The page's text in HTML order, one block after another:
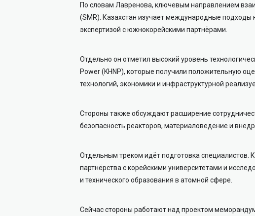
По словам Лавренова, ключевым направлением
(SMR). Казахстан изучает международные подходы
экспертизой с южнокорейскими партнёрами.
Отдельно он отметил высокий уровень
Power (KHNP), которые получили положительную
технологий, экономики и инфраструктурной
Стороны также обсуждают расширение
безопасность реакторов, материаловедение и
Отдельным треком идёт подготовка специалистов.
партнёрства с корейскими университетами и
и технического образования в атомной сфере.
Сейчас стороны работают над проектом